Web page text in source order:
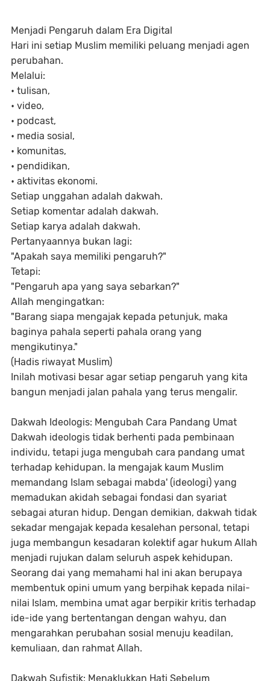
Menjadi Pengaruh dalam Era Digital
Hari ini setiap Muslim memiliki peluang menjadi agen
perubahan.
Melalui:
• tulisan,
• video,
• podcast,
• media sosial,
• komunitas,
• pendidikan,
• aktivitas ekonomi.
Setiap unggahan adalah dakwah.
Setiap komentar adalah dakwah.
Setiap karya adalah dakwah.
Pertanyaannya bukan lagi:
"Apakah saya memiliki pengaruh?"
Tetapi:
"Pengaruh apa yang saya sebarkan?"
Allah mengingatkan:
"Barang siapa mengajak kepada petunjuk, maka
baginya pahala seperti pahala orang yang
mengikutinya."
(Hadis riwayat Muslim)
Inilah motivasi besar agar setiap pengaruh yang kita
bangun menjadi jalan pahala yang terus mengalir.
Dakwah Ideologis: Mengubah Cara Pandang Umat
Dakwah ideologis tidak berhenti pada pembinaan
individu, tetapi juga mengubah cara pandang umat
terhadap kehidupan. Ia mengajak kaum Muslim
memandang Islam sebagai mabda' (ideologi) yang
memadukan akidah sebagai fondasi dan syariat
sebagai aturan hidup. Dengan demikian, dakwah tidak
sekadar mengajak kepada kesalehan personal, tetapi
juga membangun kesadaran kolektif agar hukum Allah
menjadi rujukan dalam seluruh aspek kehidupan.
Seorang dai yang memahami hal ini akan berupaya
membentuk opini umum yang berpihak kepada nilai-
nilai Islam, membina umat agar berpikir kritis terhadap
ide-ide yang bertentangan dengan wahyu, dan
mengarahkan perubahan sosial menuju keadilan,
kemuliaan, dan rahmat Allah.
Dakwah Sufistik: Menaklukkan Hati Sebelum